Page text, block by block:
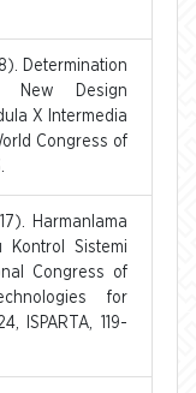
Determination
New Design
X Intermedia
Congress of
Harmanlama
Kontrol Sistemi
Congress of
for
ISPARTA, 119-